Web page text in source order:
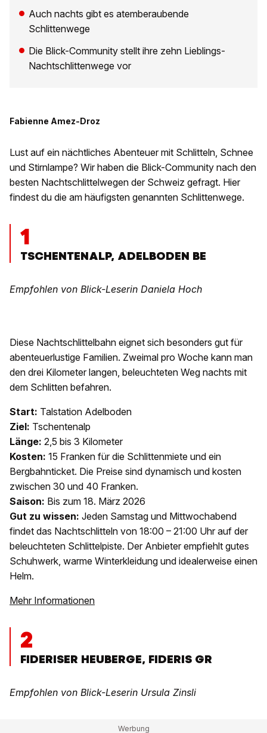
Auch nachts gibt es atemberaubende
Schlittenwege
Die Blick-Community stellt ihre zehn Lieblings-
Nachtschlittenwege vor
Fabienne Amez-Droz
Lust auf ein nächtliches Abenteuer mit Schlitteln, Schnee
und Stirnlampe? Wir haben die Blick-Community nach den
besten Nachtschlittelwegen der Schweiz gefragt. Hier
findest du die am häufigsten genannten Schlittenwege.
1
TSCHENTENALP, ADELBODEN BE
Empfohlen von Blick-Leserin Daniela Hoch
Diese Nachtschlittelbahn eignet sich besonders gut für
abenteuerlustige Familien. Zweimal pro Woche kann man
den drei Kilometer langen, beleuchteten Weg nachts mit
dem Schlitten befahren.
Start: Talstation Adelboden
Ziel: Tschentenalp
Länge: 2,5 bis 3 Kilometer
Kosten: 15 Franken für die Schlittenmiete und ein
Bergbahnticket. Die Preise sind dynamisch und kosten
zwischen 30 und 40 Franken.
Saison: Bis zum 18. März 2026
Gut zu wissen: Jeden Samstag und Mittwochabend
findet das Nachtschlitteln von 18:00 – 21:00 Uhr auf der
beleuchteten Schlittelpiste. Der Anbieter empfiehlt gutes
Schuhwerk, warme Winterkleidung und idealerweise einen
Helm.
Mehr Informationen
2
FIDERISER HEUBERGE, FIDERIS GR
Empfohlen von Blick-Leserin Ursula Zinsli